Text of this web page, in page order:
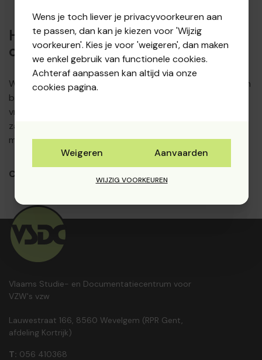
Heb je vragen? Wij staan klaar
om je te helpen!
Wil je meer weten over wat VSDC voor uw vereniging kan
betekenen? Neem gerust contact met ons op voor
vrijblijvende info. We begeleiden u graag met kennis van
zaken en een hart voor het verenigingsleven. Samen
maken we uw organisatie sterker!
Contacteer ons
Vlaams Studie- en Documentatiecentrum voor
VZW's vzw
Lauwestraat 166, 8560 Wevelgem (RPR Gent,
afdeling Kortrijk)
T: 056 410368
Wens je toch liever je privacyvoorkeuren aan
te passen, dan kan je kiezen voor 'Wijzig
voorkeuren'. Kies je voor 'weigeren', dan maken
we enkel gebruik van functionele cookies.
Achteraf aanpassen kan altijd via onze
cookies pagina.
Weigeren Aanvaarden
WIJZIG VOORKEUREN